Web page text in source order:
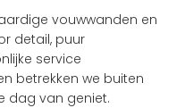
vouwwanden en
detail, puur
service
betrekken we buiten
dag van geniet.